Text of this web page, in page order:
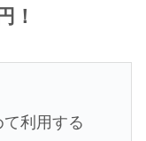
！
て利用する